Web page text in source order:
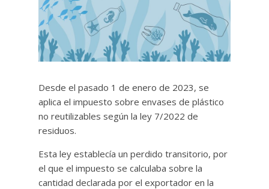
Desde el pasado 1 de enero de 2023, se
aplica el impuesto sobre envases de plástico
no reutilizables según la ley 7/2022 de
residuos.
Esta ley establecía un perdido transitorio, por
el que el impuesto se calculaba sobre la
cantidad declarada por el exportador en la